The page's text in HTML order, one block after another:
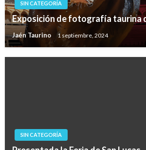
SIN CATEGORÍA
Exposición de fotografía taurina
Jaén Taurino 1 septiembre, 2024
SIN CATEGORÍA